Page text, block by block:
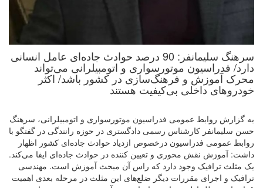
سرهنگ سلیمانفر: 90 درصد حوادث جاده‌ای عامل انسانی
دارد/ فدراسیون موتورسواری و اتومبیلرانی می‌تواند
محرک آموزش و فرهنگ‌سازی در کشور باشد/ اکثر
خودروهای داخلی بی‌کیفیت هستند
به گزارش روابط عمومی فدراسیون موتورسواری و اتومبیلرانی، سرهنگ
حسن سلیمانفر کارشناس رسمی دادگستری در حوزه رانندگی در گفتگو با
روابط عمومی فدراسیون درخصوص ازدیاد حوادث جاده‌ای کشور اظهار
داشت: آموزش نقش محوری و تعیین کننده در حوادث جاده‌ای ایفا می‌کند.
یک مثلث ترافیک وجود دارد که راس آن مبحث آموزش است. مهندسی
ترافیک و اجرای مقررات دیگر ضلع‌های این مثلث در مرحله بعدی اهمیت